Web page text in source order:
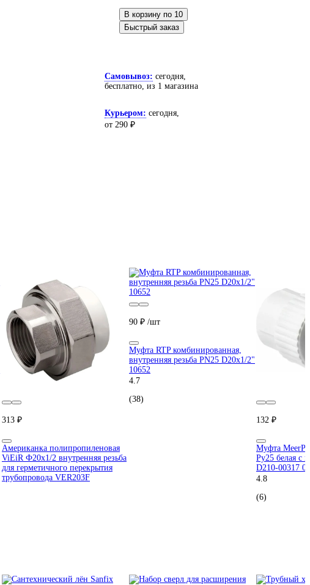
В корзину по 10
Быстрый заказ
Самовывоз: сегодня,
бесплатно, из 1 магазина
Курьером: сегодня,
от 290 ₽
313 ₽
Американка полипропиленовая
ViEiR Ф20х1/2 внутренняя резьба
для герметичного перекрытия
трубопровода VER203F
90 ₽ /шт
Муфта RTP комбинированная,
внутренняя резьба PN25 D20х1/2"
10652
4.7
(38)
132 ₽
Муфта
Ру25 белая с
D210-00317
4.8
(6)